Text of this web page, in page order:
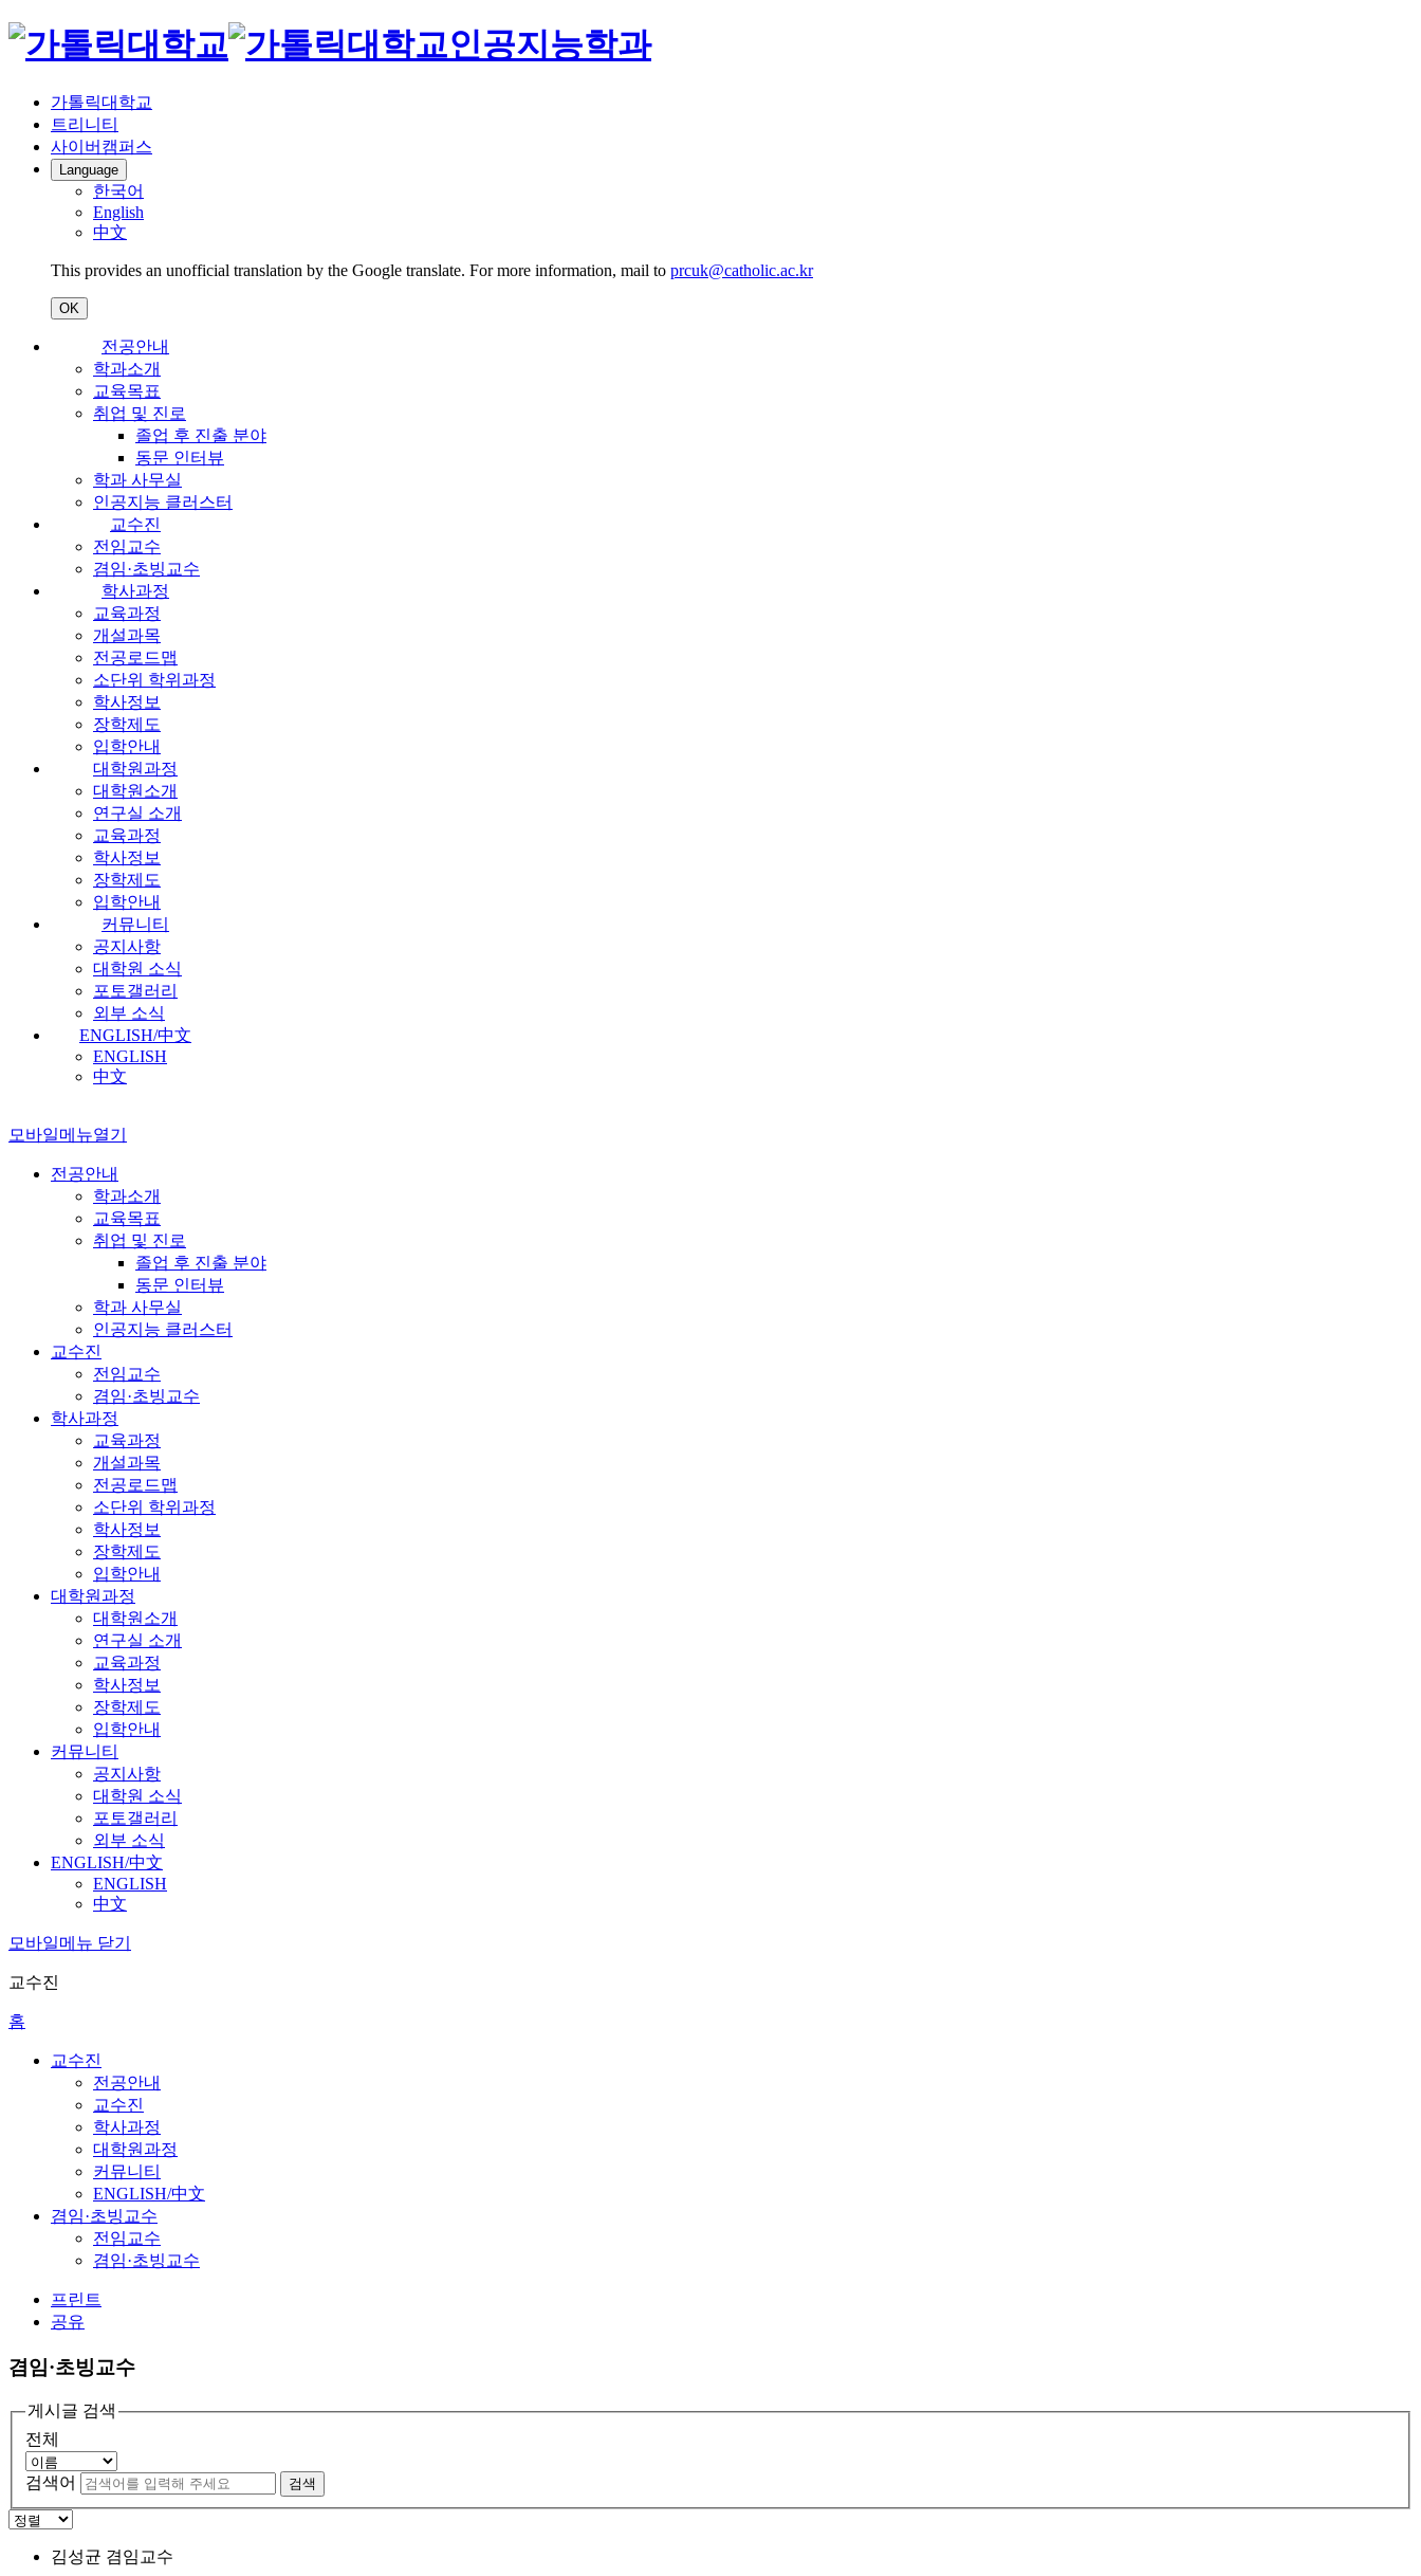
인공지능학과
가톨릭대학교
트리니티
사이버캠퍼스
Language
한국어
English
中文
This provides an unofficial translation by the Google translate. For more information, mail to prcuk@catholic.ac.kr
OK
전공안내
학과소개
교육목표
취업 및 진로
졸업 후 진출 분야
동문 인터뷰
학과 사무실
인공지능 클러스터
교수진
전임교수
겸임·초빙교수
학사과정
교육과정
개설과목
전공로드맵
소단위 학위과정
학사정보
장학제도
입학안내
대학원과정
대학원소개
연구실 소개
교육과정
학사정보
장학제도
입학안내
커뮤니티
공지사항
대학원 소식
포토갤러리
외부 소식
ENGLISH/中文
ENGLISH
中文
모바일메뉴열기
전공안내
학과소개
교육목표
취업 및 진로
졸업 후 진출 분야
동문 인터뷰
학과 사무실
인공지능 클러스터
교수진
전임교수
겸임·초빙교수
학사과정
교육과정
개설과목
전공로드맵
소단위 학위과정
학사정보
장학제도
입학안내
대학원과정
대학원소개
연구실 소개
교육과정
학사정보
장학제도
입학안내
커뮤니티
공지사항
대학원 소식
포토갤러리
외부 소식
ENGLISH/中文
ENGLISH
中文
모바일메뉴 닫기
교수진
홈
교수진
전공안내
교수진
학사과정
대학원과정
커뮤니티
ENGLISH/中文
겸임·초빙교수
전임교수
겸임·초빙교수
프린트
공유
겸임·초빙교수
게시글 검색
전체
검색어 검색
김성균 겸임교수